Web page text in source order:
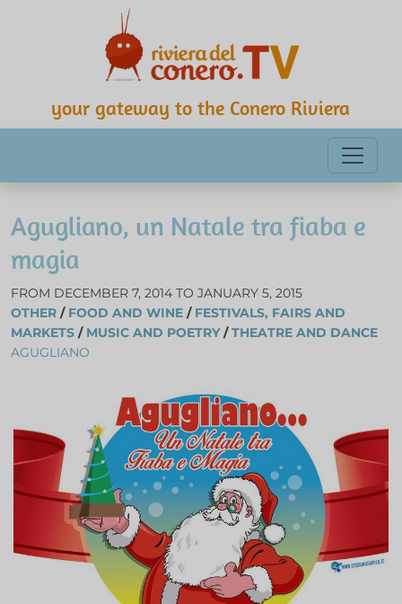
your gateway to the Conero Riviera
Agugliano, un Natale tra fiaba e
magia
FROM DECEMBER 7, 2014 TO JANUARY 5, 2015
OTHER / FOOD AND WINE / FESTIVALS, FAIRS AND
MARKETS / MUSIC AND POETRY/THEATRE AND DANCE
AGUGLIANO